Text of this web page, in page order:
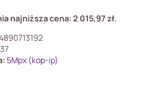
najniższa cena:2 015,97zł.
5Mpx (kop-ip)